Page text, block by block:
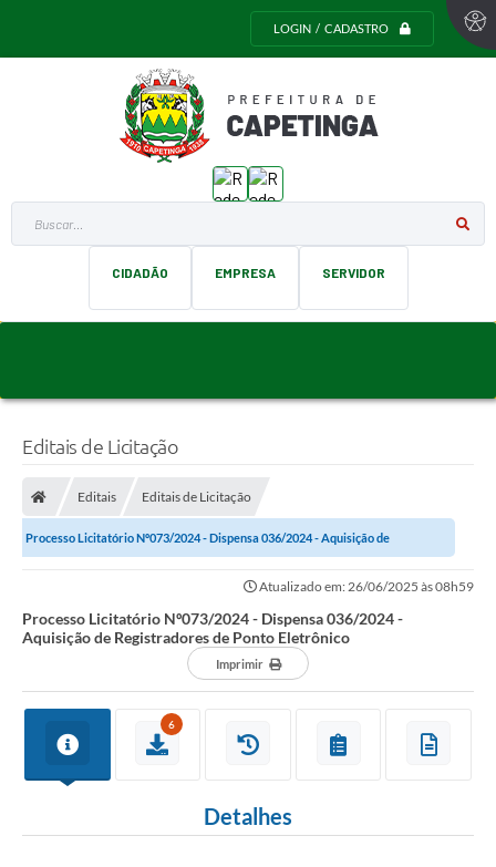
LOGIN / CADASTRO
Buscar...
CIDADÃO EMPRESA SERVIDOR
Editais de Licitação
Editais Editais de Licitação
Processo Licitatório Nº073/2024 - Dispensa 036/2024 - Aquisição de
Atualizado em: 26/06/2025 às 08h59
Processo Licitatório Nº073/2024 - Dispensa 036/2024 -
Aquisição de Registradores de Ponto Eletrônico
Imprimir
6
Detalhes